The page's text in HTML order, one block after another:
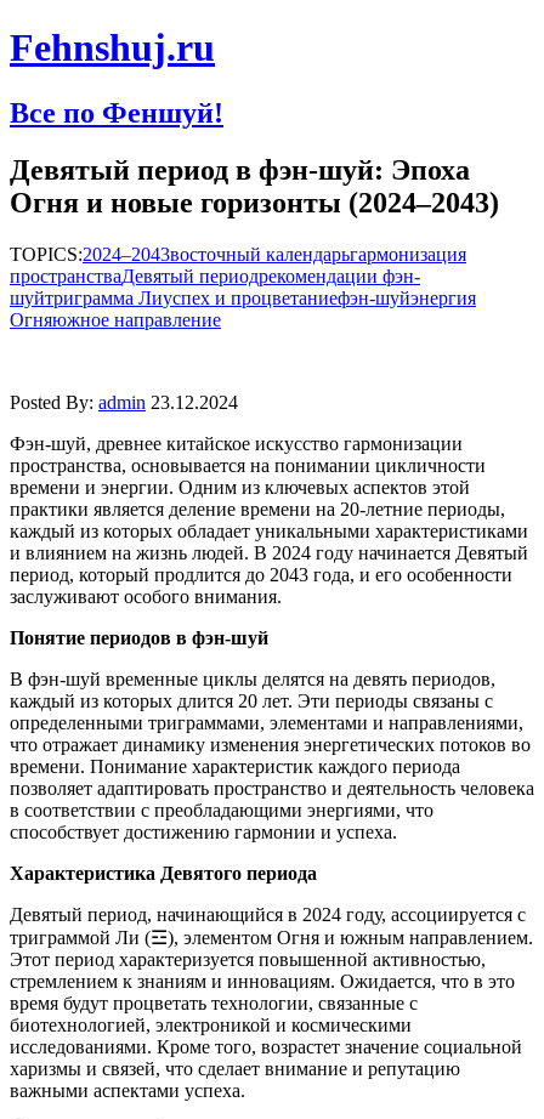
Fehnshuj.ru
Все по Феншуй!
Девятый период в фэн-шуй: Эпоха
Огня и новые горизонты (2024–2043)
TOPICS:2024–2043восточный календарьгармонизация
пространстваДевятый периодрекомендации фэн-
шуйтриграмма Лиуспех и процветаниефэн-шуйэнергия
Огняюжное направление
Posted By: admin 23.12.2024
Фэн-шуй, древнее китайское искусство гармонизации
пространства, основывается на понимании цикличности
времени и энергии. Одним из ключевых аспектов этой
практики является деление времени на 20-летние периоды,
каждый из которых обладает уникальными характеристиками
и влиянием на жизнь людей. В 2024 году начинается Девятый
период, который продлится до 2043 года, и его особенности
заслуживают особого внимания.
Понятие периодов в фэн-шуй
В фэн-шуй временные циклы делятся на девять периодов,
каждый из которых длится 20 лет. Эти периоды связаны с
определенными триграммами, элементами и направлениями,
что отражает динамику изменения энергетических потоков во
времени. Понимание характеристик каждого периода
позволяет адаптировать пространство и деятельность человека
в соответствии с преобладающими энергиями, что
способствует достижению гармонии и успеха.
Характеристика Девятого периода
Девятый период, начинающийся в 2024 году, ассоциируется с
триграммой Ли (☲), элементом Огня и южным направлением.
Этот период характеризуется повышенной активностью,
стремлением к знаниям и инновациям. Ожидается, что в это
время будут процветать технологии, связанные с
биотехнологией, электроникой и космическими
исследованиями. Кроме того, возрастет значение социальной
харизмы и связей, что сделает внимание и репутацию
важными аспектами успеха.